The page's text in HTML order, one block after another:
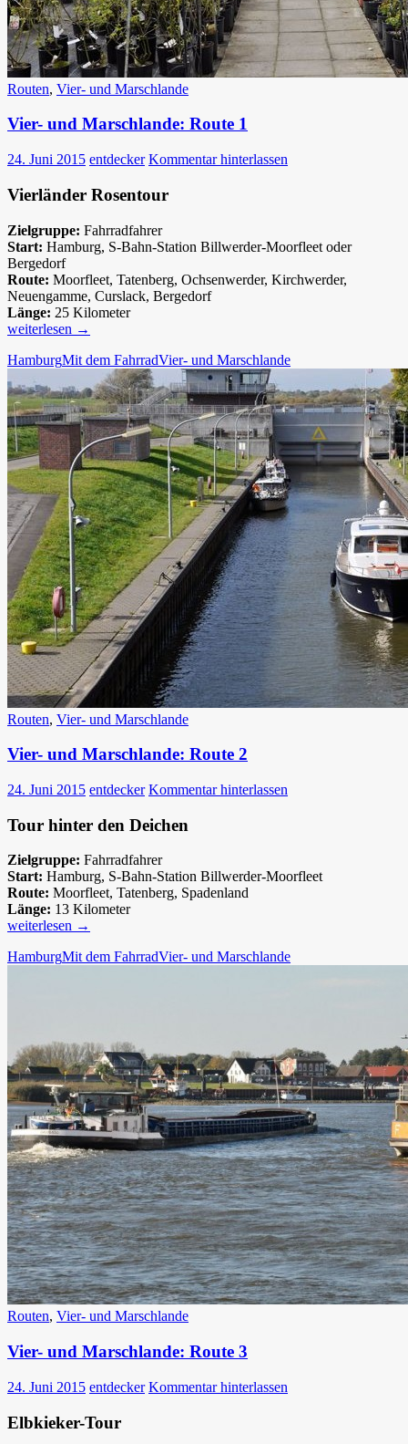
Routen, Vier- und Marschlande
Vier- und Marschlande: Route 1
24. Juni 2015 entdecker Kommentar hinterlassen
Vierländer Rosentour
Zielgruppe: Fahrradfahrer
Start: Hamburg, S-Bahn-Station Billwerder-Moorfleet oder
Bergedorf
Route: Moorfleet, Tatenberg, Ochsenwerder, Kirchwerder,
Neuengamme, Curslack, Bergedorf
Länge: 25 Kilometer
Vier-
Marschlande:
1
weiterlesen →
HamburgMit dem FahrradVier- und Marschlande
Routen, Vier- und Marschlande
Vier- und Marschlande: Route 2
24. Juni 2015 entdecker Kommentar hinterlassen
Tour hinter den Deichen
Zielgruppe: Fahrradfahrer
Start: Hamburg, S-Bahn-Station Billwerder-Moorfleet
Route: Moorfleet, Tatenberg, Spadenland
Länge: 13 Kilometer
Vier-
Marschlande:
weiterlesen →
HamburgMit dem FahrradVier- und Marschlande
Routen, Vier- und Marschlande
Vier- und Marschlande: Route 3
24. Juni 2015 entdecker Kommentar hinterlassen
Elbkieker-Tour